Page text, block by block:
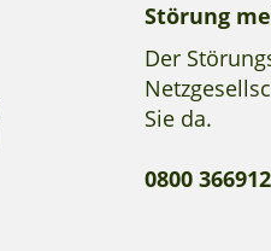
Störung
Der
Sie da.
0800